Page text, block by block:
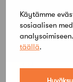
Käytämme
sosiaalisen
täällä.
05